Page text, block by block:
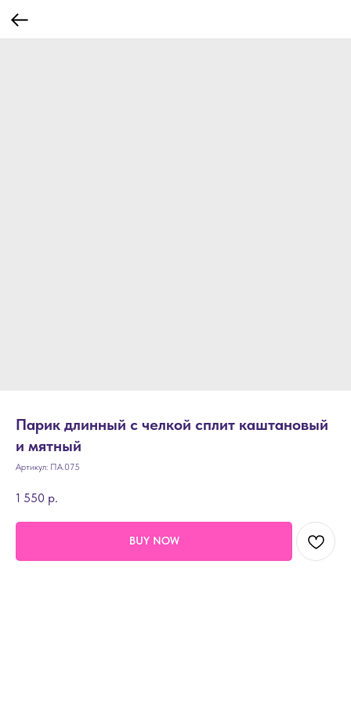
Парик длинный с челкой сплит каштановый
и мятный
Артикул: ПА.075
1 550 р.
BUY NOW